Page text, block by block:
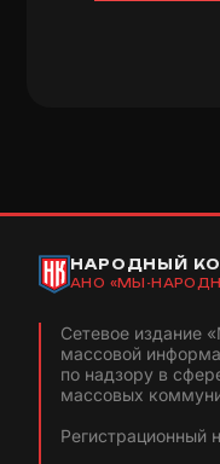
НАРОДНЫЙ
АНО «МЫ-
Сетевое
массовой
по надзору в
массовых